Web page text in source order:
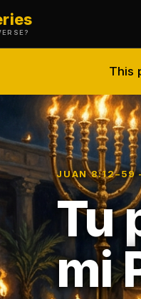
This
JUAN 8:12–59
Tu
mi